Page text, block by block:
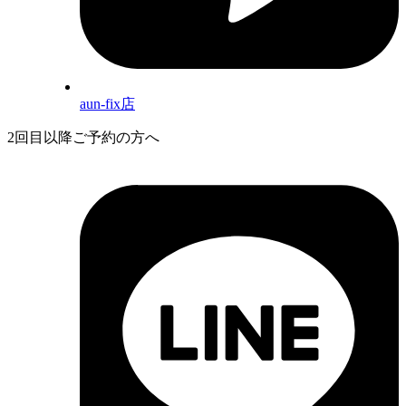
aun-fix店
2回目以降ご予約の方へ